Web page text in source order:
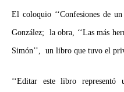
El coloquio ‘‘Confesiones de
González; la obra, ‘‘Las más
Simón’’, un libro que tuvo el
‘‘Editar este libro representó